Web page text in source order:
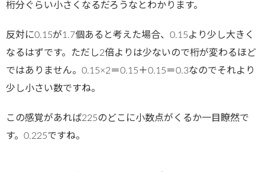
桁分ぐらい小さくなるだろうなとわかります。
反対に0.15が1.7個あると考えた場合、0.15より少し大きく
なるはずです。ただし2倍よりは少ないので桁が変わるほど
ではありません。0.15×2＝0.15＋0.15＝0.3なのでそれより
少し小さい数ですね。
この感覚があれば225のどこに小数点がくるか一目瞭然で
す。0.225ですね。